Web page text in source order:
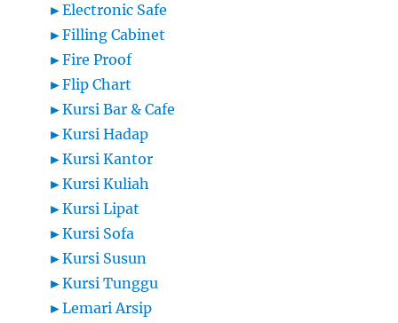
►Electronic Safe
►Filling Cabinet
►Fire Proof
►Flip Chart
►Kursi Bar & Cafe
►Kursi Hadap
►Kursi Kantor
►Kursi Kuliah
►Kursi Lipat
►Kursi Sofa
►Kursi Susun
►Kursi Tunggu
►Lemari Arsip